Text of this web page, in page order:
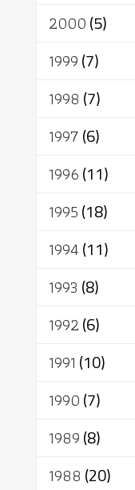
2000(5)
1999(7)
1998 (7)
1997(6)
1996(11)
1995(18)
1994(11)
1993 (8)
1992(6)
1991 (10)
1990(7)
1989(8)
1988 (20)